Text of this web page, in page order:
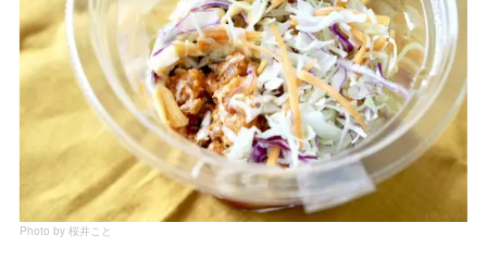
Photo by 桜井こと